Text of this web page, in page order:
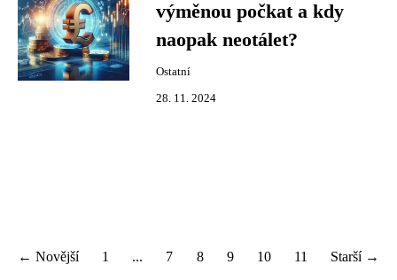
výměnou počkat a kdy
naopak neotálet?
Ostatní
28. 11. 2024
← Novější 1 ... 7 8 9 10 11 Starší →